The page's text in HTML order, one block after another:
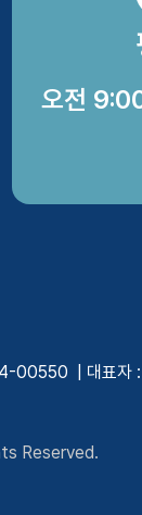
오전
00550 | 대표자 :
Reserved.